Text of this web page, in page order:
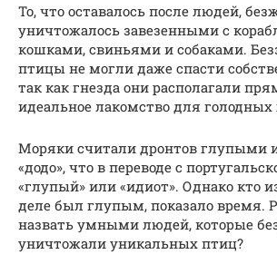
То, что оставалось после людей,
уничтожалось завезенными с
кошками, свиньями и собаками.
птицы не могли даже спасти
так как гнезда они располагали
идеальное лакомство для
Моряки считали дронтов глупыми
«додо», что в переводе с
«глупый» или «идиот». Однако кто
деле был глупым, показало время.
назвать умными людей, которые
уничтожали уникальных птиц?